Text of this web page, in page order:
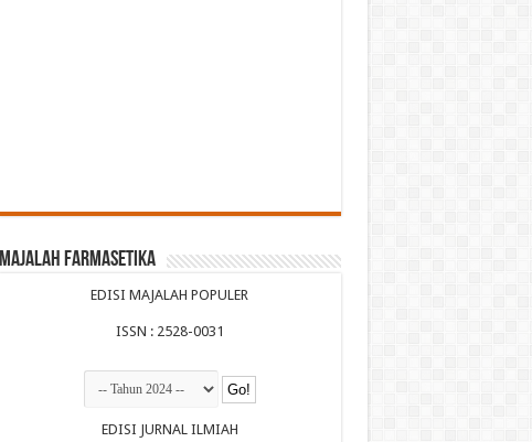
Majalah Farmasetika
EDISI MAJALAH POPULER
ISSN : 2528-0031
EDISI JURNAL ILMIAH